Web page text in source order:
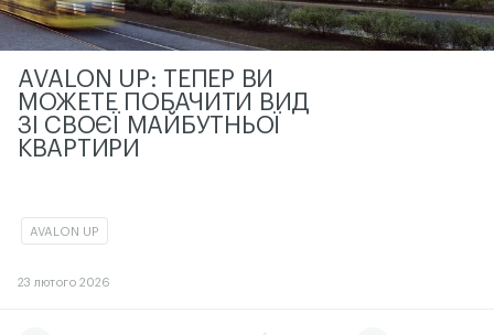
AVALON UP: ТЕПЕР ВИ
МОЖЕТЕ ПОБАЧИТИ ВИД
ЗІ СВОЄЇ МАЙБУТНЬОЇ
КВАРТИРИ
AVALON UP
23 лютого 2026